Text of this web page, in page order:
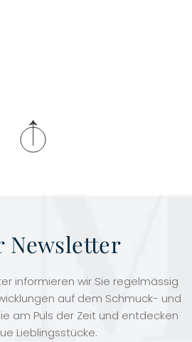
Newsletter
informieren wir Sie regelmässig
auf dem Schmuck- und
am Puls der Zeit und entdecken
Lieblingsstücke.